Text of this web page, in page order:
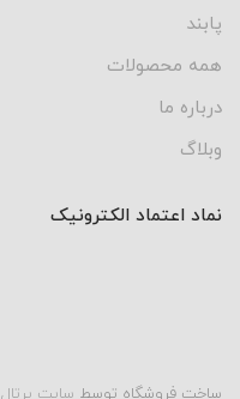
پابند
همه محصولات
درباره ما
وبلاگ
نماد اعتماد الکترونیک
ساخت فروشگاه توسط سایت پرتال